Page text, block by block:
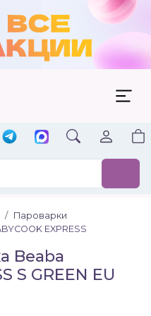
Пароварки
EXPRESS
Beaba
S GREEN EU